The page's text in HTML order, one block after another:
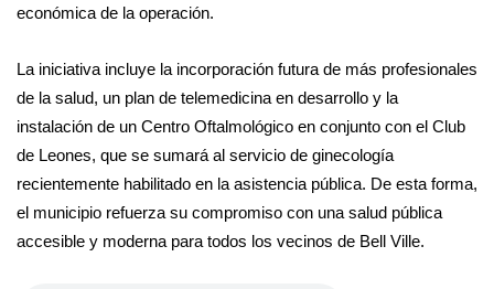
económica de la operación.
La iniciativa incluye la incorporación futura de más profesionales
de la salud, un plan de telemedicina en desarrollo y la
instalación de un Centro Oftalmológico en conjunto con el Club
de Leones, que se sumará al servicio de ginecología
recientemente habilitado en la asistencia pública. De esta forma,
el municipio refuerza su compromiso con una salud pública
accesible y moderna para todos los vecinos de Bell Ville.